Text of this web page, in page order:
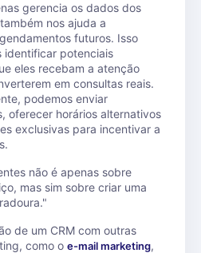
gerencia os dados dos
nos ajuda a
futuros. Isso
identificar potenciais
eles recebam a atenção
em consultas reais.
podemos enviar
oferecer horários alternativos
exclusivas para incentivar a
não é apenas sobre
mas sim sobre criar uma
de um CRM com outras
como o e-mail marketing,